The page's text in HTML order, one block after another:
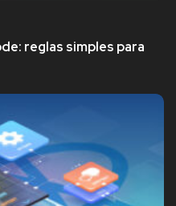
reglas simples para